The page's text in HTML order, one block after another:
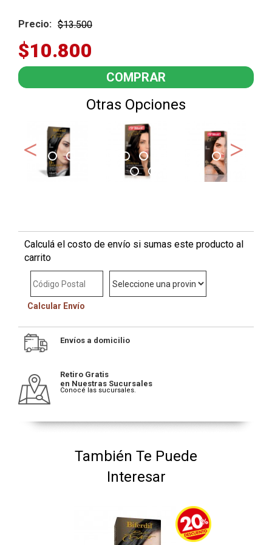
Precio: $13.500
$10.800
Otras Opciones
Calculá el costo de envío si sumas este producto al
carrito
Calcular Envío
Envíos a domicilio
Retiro Gratis
en Nuestras Sucursales
Conocé las sucursales.
También Te Puede
Interesar